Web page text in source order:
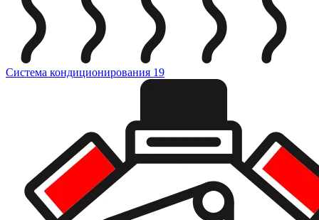
Система кондиционирования 19